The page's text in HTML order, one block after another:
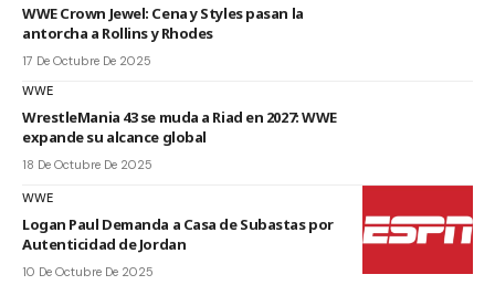
WWE Crown Jewel: Cena y Styles pasan la
antorcha a Rollins y Rhodes
17 De Octubre De 2025
WWE
WrestleMania 43 se muda a Riad en 2027: WWE
expande su alcance global
18 De Octubre De 2025
WWE
Logan Paul Demanda a Casa de Subastas por
Autenticidad de Jordan
10 De Octubre De 2025